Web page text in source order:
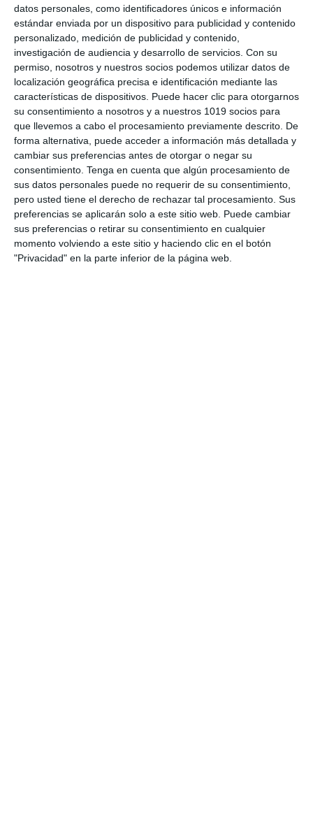
datos personales, como identificadores únicos e información
estándar enviada por un dispositivo para publicidad y contenido
personalizado, medición de publicidad y contenido,
investigación de audiencia y desarrollo de servicios. Con su
permiso, nosotros y nuestros socios podemos utilizar datos de
localización geográfica precisa e identificación mediante las
características de dispositivos. Puede hacer clic para otorgarnos
su consentimiento a nosotros y a nuestros 1019 socios para
que llevemos a cabo el procesamiento previamente descrito. De
forma alternativa, puede acceder a información más detallada y
cambiar sus preferencias antes de otorgar o negar su
consentimiento. Tenga en cuenta que algún procesamiento de
sus datos personales puede no requerir de su consentimiento,
pero usted tiene el derecho de rechazar tal procesamiento. Sus
preferencias se aplicarán solo a este sitio web. Puede cambiar
sus preferencias o retirar su consentimiento en cualquier
momento volviendo a este sitio y haciendo clic en el botón
"Privacidad" en la parte inferior de la página web.
audiciones.
Formatohorizontal, adecuado para el
cuaderno del docente, trabajos escritos y
evaluación por proyectos.
Cómo utilizar este material
Presenta la rúbrica antes de comenzar el
bloque de Historia de la Música para que el
alumnado conozca los criterios de
evaluación.
Úsala para evaluar trabajos sobre etapas
musicales como Barroco, Clasicismo,